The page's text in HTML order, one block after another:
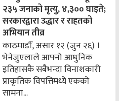
२३५ जनाको मृत्यु, ४,३०० घाइते;
सरकारद्वारा उद्धार र राहतको
अभियान तीव्र
काठमाडौँ, असार १२ (जुन २६) ।
भेनेजुएलाले आफ्नो आधुनिक
इतिहासकै सबैभन्दा विनाशकारी
प्राकृतिक विपत्तिमध्ये एकको
सामना...